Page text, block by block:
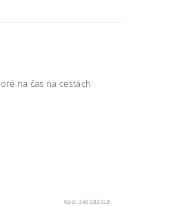
na čas na cestách
Kód: 3402820LB